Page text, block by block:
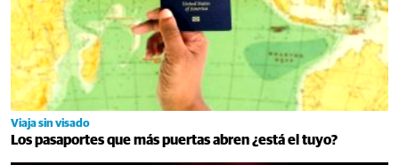
Viaja sin visado
Los pasaportes que más puertas abren ¿está el tuyo?